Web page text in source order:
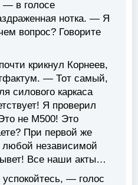
в голосе
нотка. — Я
вопрос? Говорите
крикнул Корнеев,
— Тот самый,
силового каркаса
Я проверил
не М500! Это
При первой же
любой независимой
Все наши акты…
— голос